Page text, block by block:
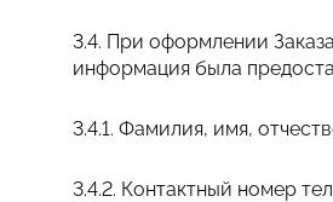
3.4. При оформлении
информация была
3.4.1. Фамилия, имя,
3.4.2. Контактный номер